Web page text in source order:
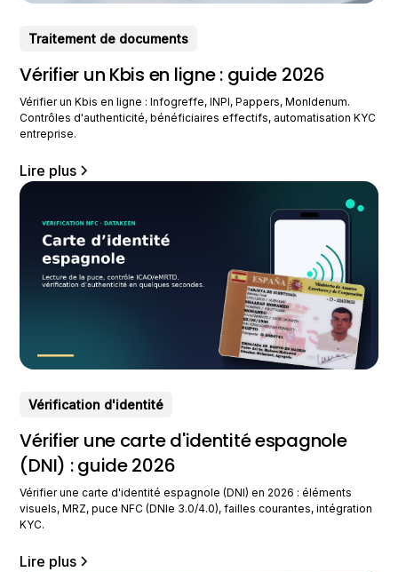
Traitement de documents
Vérifier un Kbis en ligne : guide 2026
Vérifier un Kbis en ligne : Infogreffe, INPI, Pappers, MonIdenum.
Contrôles d'authenticité, bénéficiaires effectifs, automatisation KYC
entreprise.
Lire plus
Vérification d'identité
Vérifier une carte d'identité espagnole
(DNI) : guide 2026
Vérifier une carte d'identité espagnole (DNI) en 2026 : éléments
visuels, MRZ, puce NFC (DNIe 3.0/4.0), failles courantes, intégration
KYC.
Lire plus